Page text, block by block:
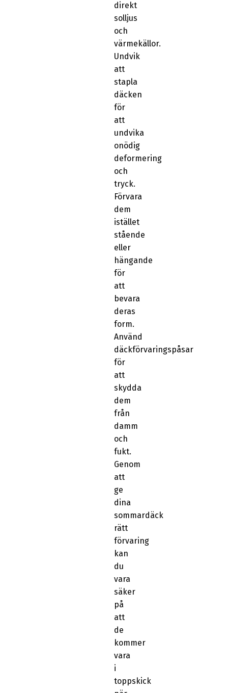
direkt
solljus
och
värmekällor.
Undvik
att
stapla
däcken
för
att
undvika
onödig
deformering
och
tryck.
Förvara
dem
istället
stående
eller
hängande
för
att
bevara
deras
form.
Använd
däckförvaringspåsar
för
att
skydda
dem
från
damm
och
fukt.
Genom
att
ge
dina
sommardäck
rätt
förvaring
kan
du
vara
säker
på
att
de
kommer
vara
i
toppskick